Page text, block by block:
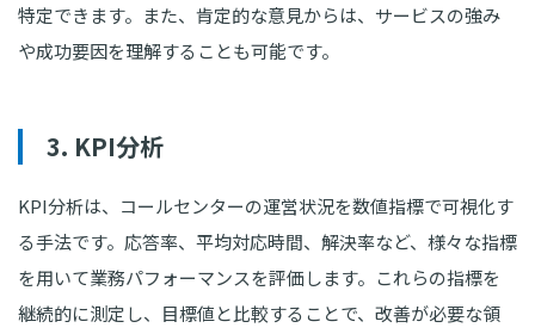
特定できます。また、肯定的な意見からは、サービスの強み
や成功要因を理解することも可能です。
3. KPI分析
KPI分析は、コールセンターの運営状況を数値指標で可視化す
る手法です。応答率、平均対応時間、解決率など、様々な指標
を用いて業務パフォーマンスを評価します。これらの指標を
継続的に測定し、目標値と比較することで、改善が必要な領